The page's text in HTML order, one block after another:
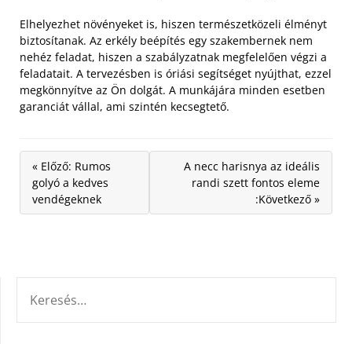
Elhelyezhet növényeket is, hiszen természetközeli élményt
biztosítanak. Az erkély beépítés egy szakembernek nem
nehéz feladat, hiszen a szabályzatnak megfelelően végzi a
feladatait. A tervezésben is óriási segítséget nyújthat, ezzel
megkönnyítve az Ön dolgát. A munkájára minden esetben
garanciát vállal, ami szintén kecsegtető.
« Előző: Rumos
golyó a kedves
vendégeknek
A necc harisnya az ideális
randi szett fontos eleme
:Következő »